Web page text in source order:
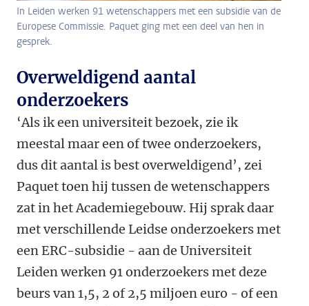
In Leiden werken 91 wetenschappers met een subsidie van de
Europese Commissie. Paquet ging met een deel van hen in
gesprek.
Overweldigend aantal
onderzoekers
‘Als ik een universiteit bezoek, zie ik
meestal maar een of twee onderzoekers,
dus dit aantal is best overweldigend’, zei
Paquet toen hij tussen de wetenschappers
zat in het Academiegebouw. Hij sprak daar
met verschillende Leidse onderzoekers met
een ERC-subsidie - aan de Universiteit
Leiden werken 91 onderzoekers met deze
beurs van 1,5, 2 of 2,5 miljoen euro - of een